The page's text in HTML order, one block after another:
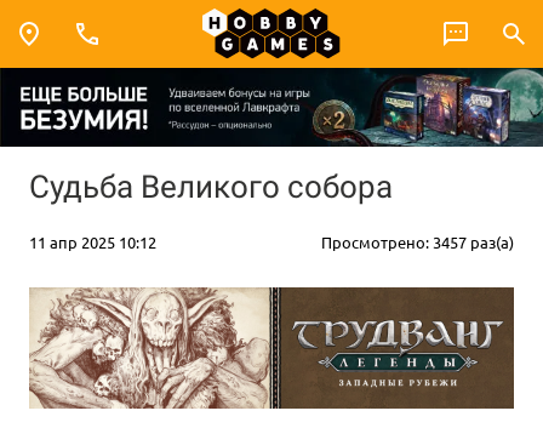
Судьба Великого собора
11 апр 2025 10:12 Просмотрено: 3457 раз(а)